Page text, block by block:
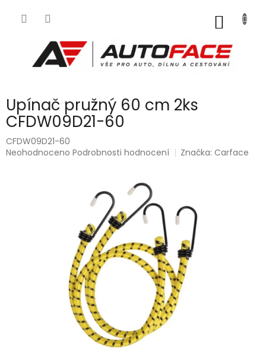
Upínač pružný 60 cm 2ks
CFDW09D21-60
CFDW09D21-60
Průměrné
Neohodnoceno Podrobnosti hodnocení Značka:Carface